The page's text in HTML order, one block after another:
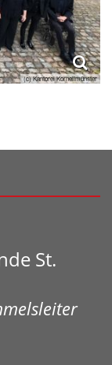
(c) Kantorei Kornelimünster
St.